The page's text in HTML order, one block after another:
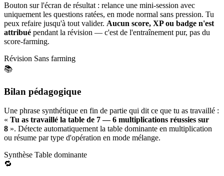
Bouton sur l'écran de résultat : relance une mini-session avec
uniquement les questions ratées, en mode normal sans pression. Tu
peux refaire jusqu'à tout valider. Aucun score, XP ou badge n'est
attribué pendant la révision — c'est de l'entraînement pur, pas du
score-farming.
Révision Sans farming
📚
Bilan pédagogique
Une phrase synthétique en fin de partie qui dit ce que tu as travaillé :
« Tu as travaillé la table de 7 — 6 multiplications réussies sur
8 ». Détecte automatiquement la table dominante en multiplication
ou résume par type d'opération en mode mélange.
Synthèse Table dominante
🔁